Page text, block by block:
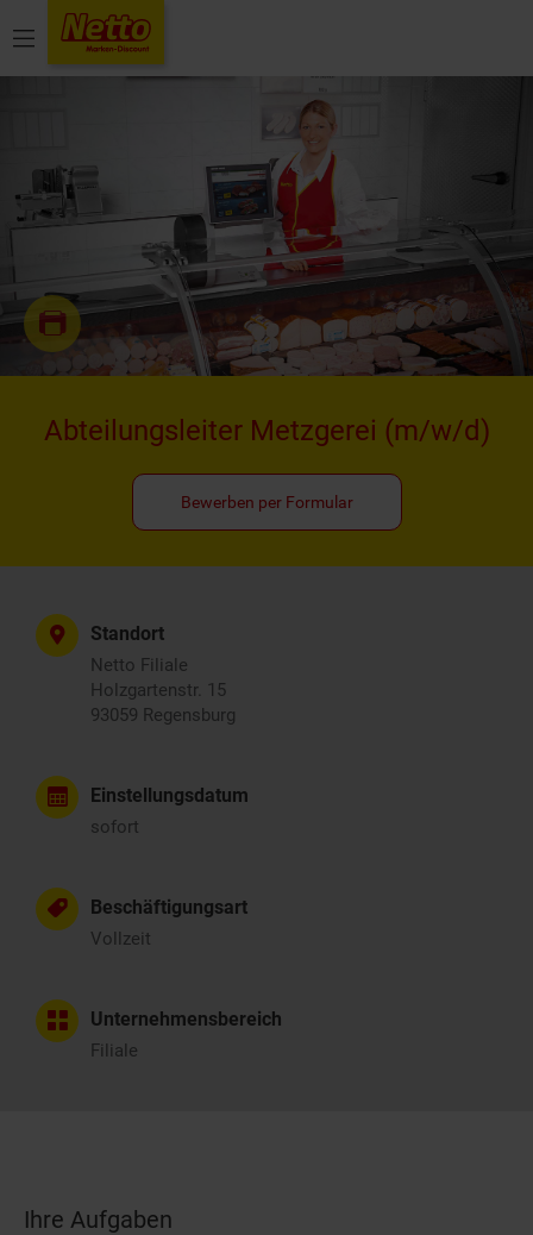
Menü
Abteilungsleiter Metzgerei (m/w/d)
Bewerben per Formular
Standort
Netto Filiale
Holzgartenstr. 15
93059 Regensburg
Einstellungsdatum
sofort
Beschäftigungsart
Vollzeit
Unternehmensbereich
Filiale
Ihre Aufgaben